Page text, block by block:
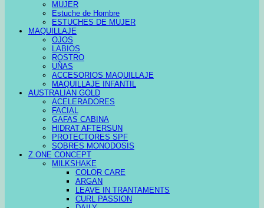
MUJER
Estuche de Hombre
ESTUCHES DE MUJER
MAQUILLAJE
OJOS
LABIOS
ROSTRO
UÑAS
ACCESORIOS MAQUILLAJE
MAQUILLAJE INFANTIL
AUSTRALIAN GOLD
ACELERADORES
FACIAL
GAFAS CABINA
HIDRAT AFTERSUN
PROTECTORES SPF
SOBRES MONODOSIS
Z.ONE CONCEPT
MILKSHAKE
COLOR CARE
ARGAN
LEAVE IN TRANTAMENTS
CURL PASSION